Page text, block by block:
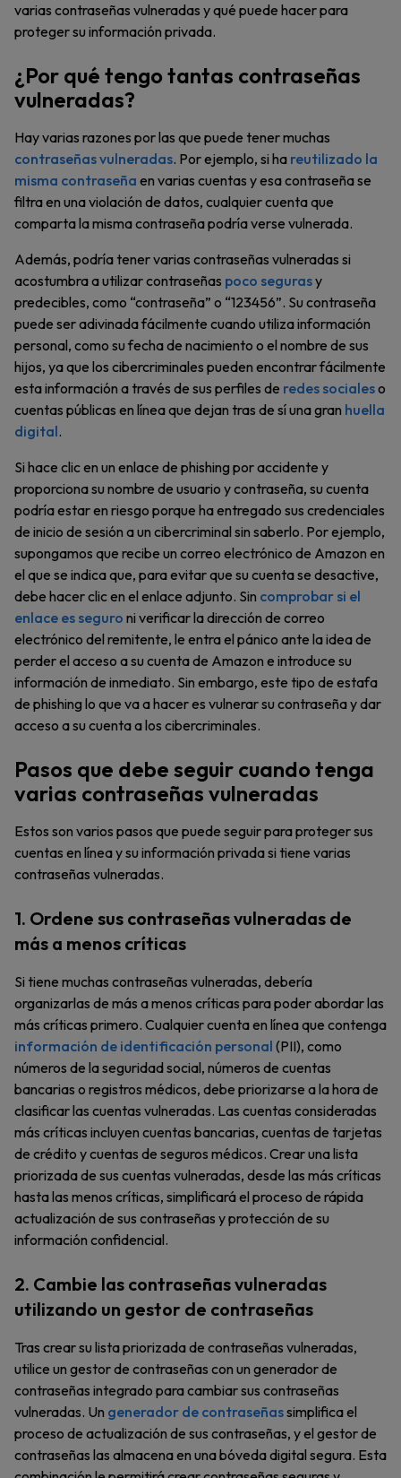
varias contraseñas vulneradas y qué puede hacer para
proteger su información privada.
¿Por qué tengo tantas contraseñas
vulneradas?
Hay varias razones por las que puede tener muchas
contraseñas vulneradas. Por ejemplo, si ha reutilizado la
misma contraseña en varias cuentas y esa contraseña se
filtra en una violación de datos, cualquier cuenta que
comparta la misma contraseña podría verse vulnerada.
Además, podría tener varias contraseñas vulneradas si
acostumbra a utilizar contraseñas poco segurasy
predecibles, como “contraseña” o “123456”. Su contraseña
puede ser adivinada fácilmente cuando utiliza información
personal, como su fecha de nacimiento o el nombre de sus
hijos, ya que los cibercriminales pueden encontrar fácilmente
esta información a través de sus perfiles de redes socialeso
cuentas públicas en línea que dejan tras de sí una gran huella
digital.
Si hace clic en un enlace de phishing por accidente y
proporciona su nombre de usuario y contraseña, su cuenta
podría estar en riesgo porque ha entregado sus credenciales
de inicio de sesión a un cibercriminal sin saberlo. Por ejemplo,
supongamos que recibe un correo electrónico de Amazon en
el que se indica que, para evitar que su cuenta se desactive,
debe hacer clic en el enlace adjunto. Sin comprobar si el
enlace es seguro ni verificar la dirección de correo
electrónico del remitente, le entra el pánico ante la idea de
perder el acceso a su cuenta de Amazon e introduce su
información de inmediato. Sin embargo, este tipo de estafa
de phishing lo que va a hacer es vulnerar su contraseña y dar
acceso a su cuenta a los cibercriminales.
Pasos que debe seguir cuando tenga
varias contraseñas vulneradas
Estos son varios pasos que puede seguir para proteger sus
cuentas en línea y su información privada si tiene varias
contraseñas vulneradas.
1. Ordene sus contraseñas vulneradas de
más a menos críticas
Si tiene muchas contraseñas vulneradas, debería
organizarlas de más a menos críticas para poder abordar las
más críticas primero. Cualquier cuenta en línea que contenga
información de identificación personal (PII), como
números de la seguridad social, números de cuentas
bancarias o registros médicos, debe priorizarse a la hora de
clasificar las cuentas vulneradas. Las cuentas consideradas
más críticas incluyen cuentas bancarias, cuentas de tarjetas
de crédito y cuentas de seguros médicos. Crear una lista
priorizada de sus cuentas vulneradas, desde las más críticas
hasta las menos críticas, simplificará el proceso de rápida
actualización de sus contraseñas y protección de su
información confidencial.
2. Cambie las contraseñas vulneradas
utilizando un gestor de contraseñas
Tras crear su lista priorizada de contraseñas vulneradas,
utilice un gestor de contraseñas con un generador de
contraseñas integrado para cambiar sus contraseñas
vulneradas. Un generador de contraseñassimplifica el
proceso de actualización de sus contraseñas, y el gestor de
contraseñas las almacena en una bóveda digital segura. Esta